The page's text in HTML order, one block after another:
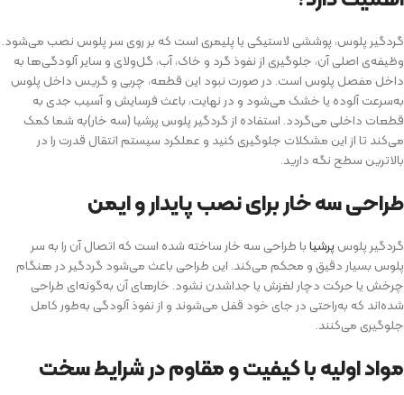
گردگیر پلوس، پوششی لاستیکی یا پلیمری است که بر روی سر پلوس نصب می‌شود.
وظیفه‌ی اصلی آن، جلوگیری از نفوذ گرد و خاک، آب، گل‌ولای و سایر آلودگی‌ها به
داخل مفصل پلوس است. در صورت نبود این قطعه، چربی و گریس داخل پلوس
به‌سرعت آلوده یا خشک می‌شود و در نهایت، باعث فرسایش و آسیب جدی به
قطعات داخلی می‌گردد. استفاده از گردگیر پلوس پرشیا (سه خار)به شما کمک
می‌کند تا از این مشکلات جلوگیری کنید و عملکرد سیستم انتقال قدرت را در
بالاترین سطح نگه دارید.
طراحی سه خار برای نصب پایدار و ایمن
گردگیر پلوس پرشیابا طراحی سه خار ساخته شده است که اتصال آن را به سر
پلوس بسیار دقیق و محکم می‌کند. این طراحی باعث می‌شود گردگیر در هنگام
چرخش یا حرکت دچار لغزش یا جداشدن نشود. خارهای آن به‌گونه‌ای طراحی
شده‌اند که به‌راحتی در جای خود قفل می‌شوند و از نفوذ آلودگی به‌طور کامل
جلوگیری می‌کنند.
مواد اولیه با کیفیت و مقاوم در شرایط سخت